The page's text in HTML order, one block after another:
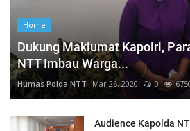
Home
Dukung Maklumat Kapolri,
NTT Imbau Warga...
Humas Polda NTT Mar 26, 2020 0
Audience Kapolda